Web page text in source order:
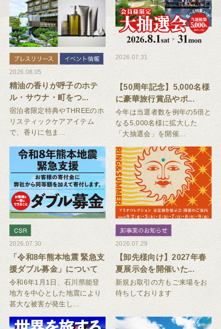
2026.08.05
精油の香りが呼子のホテ
ル・サウナ・町をつ...
宿泊者限定特典やTHREEのホ
リスティックケアアイテム
で、香りに包ま...
2026.07.31
【50周年記念】5,000名様
に豪華旅行賞品やポ...
今年は当選者数を例年の5倍と
なる5,000名様に拡大した
「大抽選会」を開催...
2026.07.30
「令和8年熊本地震 緊急支
援ダブル募金」について
令和6年1月1日、石川県能登
地方を中心とした地震により
甚大な被害が発生し...
2026.07.29
【卸先様向け】2027年春
夏展示会を開催いた...
新規お取引の方もご来場をお
待ちしております